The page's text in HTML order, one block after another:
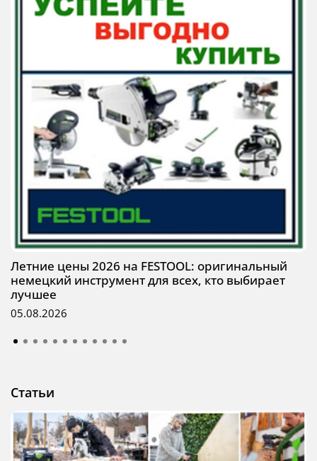
Летние цены 2026 на FESTOOL: оригинальный
немецкий инструмент для всех, кто выбирает
лучшее
05.08.2026
Статьи